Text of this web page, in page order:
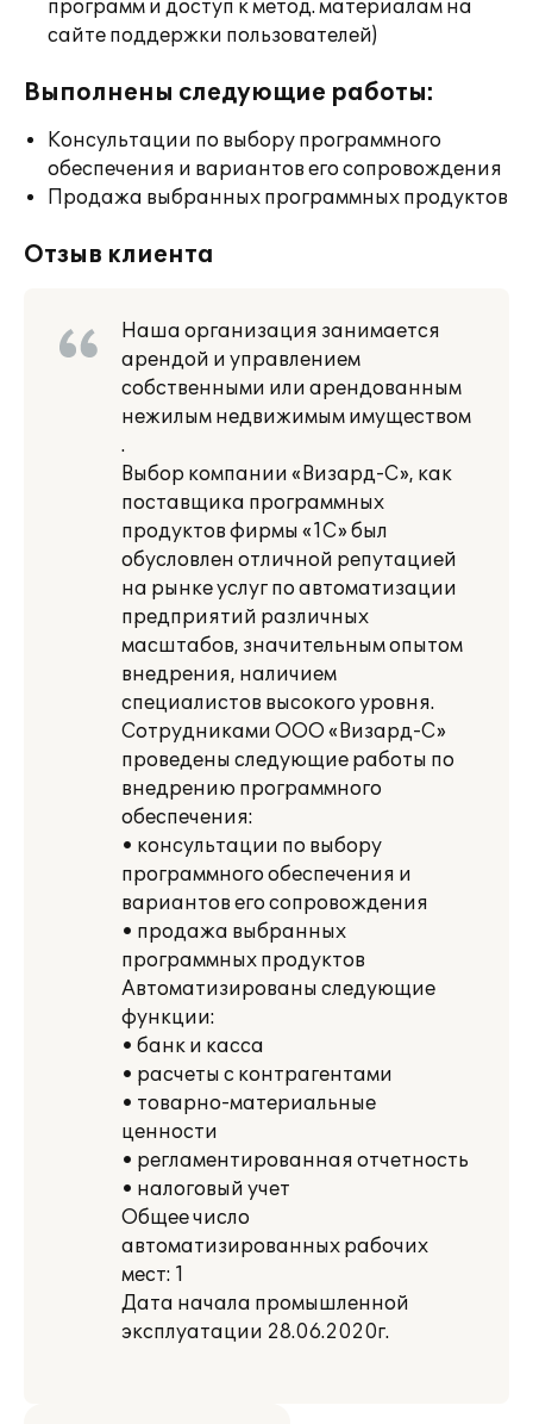
программ и доступ к метод. материалам на
сайте поддержки пользователей)
Выполнены следующие работы:
Консультации по выбору программного
обеспечения и вариантов его сопровождения
Продажа выбранных программных продуктов
Отзыв клиента
Наша организация занимается
арендой и управлением
собственными или арендованным
нежилым недвижимым имуществом
.
Выбор компании «Визард-С», как
поставщика программных
продуктов фирмы «1С» был
обусловлен отличной репутацией
на рынке услуг по автоматизации
предприятий различных
масштабов, значительным опытом
внедрения, наличием
специалистов высокого уровня.
Сотрудниками ООО «Визард-С»
проведены следующие работы по
внедрению программного
обеспечения:
• консультации по выбору
программного обеспечения и
вариантов его сопровождения
• продажа выбранных
программных продуктов
Автоматизированы следующие
функции:
• банк и касса
• расчеты с контрагентами
• товарно-материальные
ценности
• регламентированная отчетность
• налоговый учет
Общее число
автоматизированных рабочих
мест: 1
Дата начала промышленной
эксплуатации 28.06.2020г.